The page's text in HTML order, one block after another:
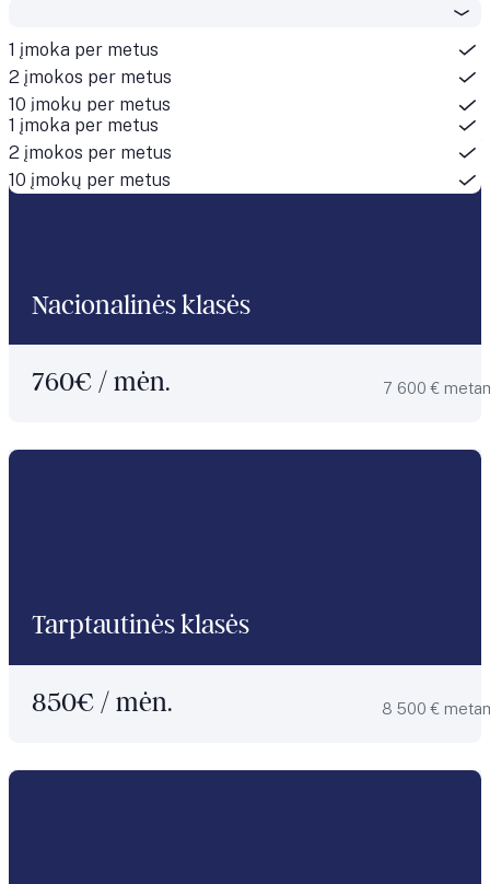
1 įmoka per metus
2 įmokos per metus
10 įmokų per metus
1 įmoka per metus
2 įmokos per metus
10 įmokų per metus
Nacionalinės klasės
760€ / mėn. 7 600 €
Tarptautinės klasės
850€ / mėn. 8 500 €